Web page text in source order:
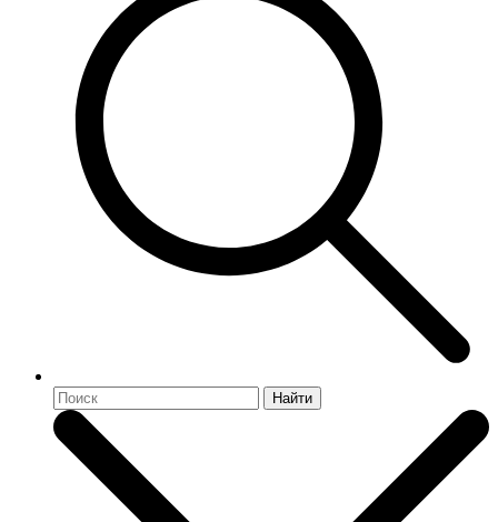
Найти